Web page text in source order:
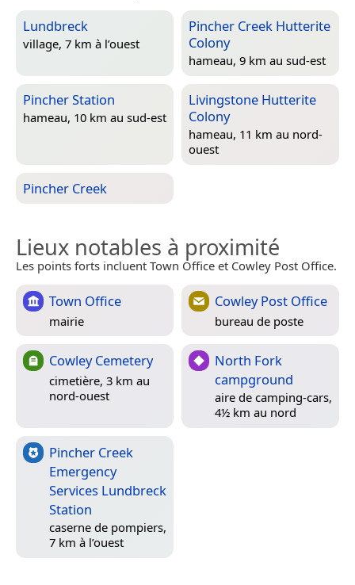
Lundbreck
village, 7 km à l’ouest
Pincher Creek Hutterite
Colony
hameau, 9 km au sud-est
Pincher Station
hameau, 10 km au sud-est
Livingstone Hutterite
Colony
hameau, 11 km au nord-
ouest
Pincher Creek
Lieux notables à proximité
Les points forts incluent Town Office et Cowley Post Office.
Town Office
mairie
Cowley Post Office
bureau de poste
Cowley Cemetery
cimetière, 3 km au
nord-ouest
North Fork
campground
aire de camping-cars,
4½ km au nord
Pincher Creek
Emergency
Services Lundbreck
Station
caserne de pompiers,
7 km à l’ouest